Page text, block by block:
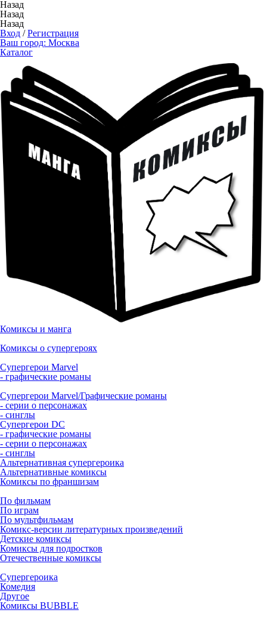
Назад
Назад
Назад
Вход /Регистрация
Ваш город: Москва
Каталог
Комиксы и манга
Комиксы о супергероях
Супергерои Marvel
- графические романы
Супергерои Marvel/Графические романы
- серии о персонажах
- синглы
Супергерои DC
- графические романы
- серии о персонажах
- синглы
Альтернативная супергероика
Альтернативные комиксы
Комиксы по франшизам
По фильмам
По играм
По мультфильмам
Комикс-версии литературных произведений
Детские комиксы
Комиксы для подростков
Отечественные комиксы
Супергероика
Комедия
Другое
Комиксы BUBBLE